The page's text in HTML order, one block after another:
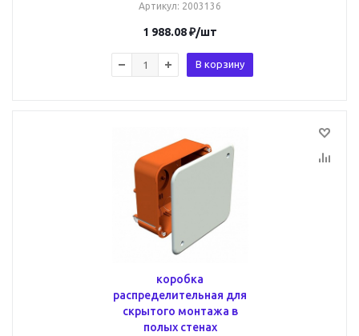
Артикул: 2003136
1 988.08₽/шт
В корзину
коробка
распределительная для
скрытого монтажа в
полых стенах